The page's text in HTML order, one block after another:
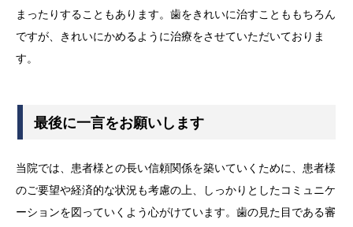
まったりすることもあります。歯をきれいに治すことももちろん
ですが、きれいにかめるように治療をさせていただいておりま
す。
最後に一言をお願いします
当院では、患者様との長い信頼関係を築いていくために、患者様
のご要望や経済的な状況も考慮の上、しっかりとしたコミュニケ
ーションを図っていくよう心がけています。歯の見た目である審